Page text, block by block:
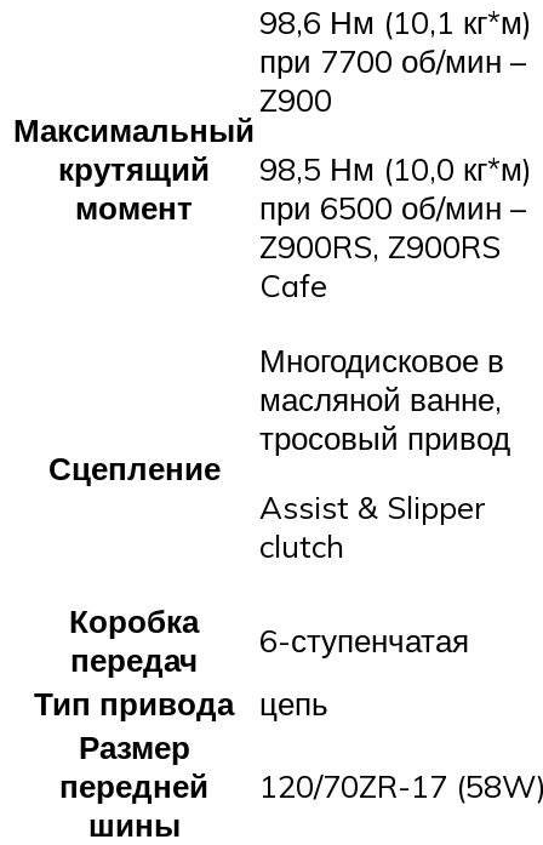
Максимальный
крутящий
момент
98,6 Нм (10,1 кг*м)
при 7700 об/мин –
Z900
98,5 Нм (10,0 кг*м)
при 6500 об/мин –
Z900RS, Z900RS
Cafe
Сцепление
Многодисковое в
масляной ванне,
тросовый привод
Assist & Slipper
clutch
Коробка
передач
6-ступенчатая
Тип привода
цепь
Размер
передней
шины
120/70ZR-17